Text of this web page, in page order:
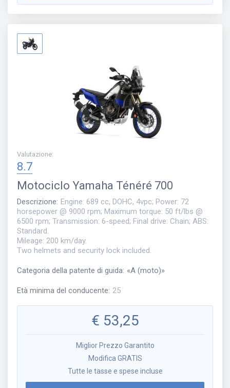
Valutazione:
8.7
Motociclo Yamaha Ténéré 700
Descrizione: Engine: 689 cc, DOHC, 4vpc; Power: 72
horsepower @ 9000 rpm; Maximum torque: 50 ft/lbs @
6500 rpm; Transmission: 6-speed; Final drive: Chain; ABS:
Standard.
Mileage: 200 km/day.
Two helmets and security lock included.
Categoria della patente di guida: «A (moto)»
Età minima del conducente: 25
€ 53,25
Miglior Prezzo Garantito
Modifica GRATIS
Tutte le tasse e spese incluse